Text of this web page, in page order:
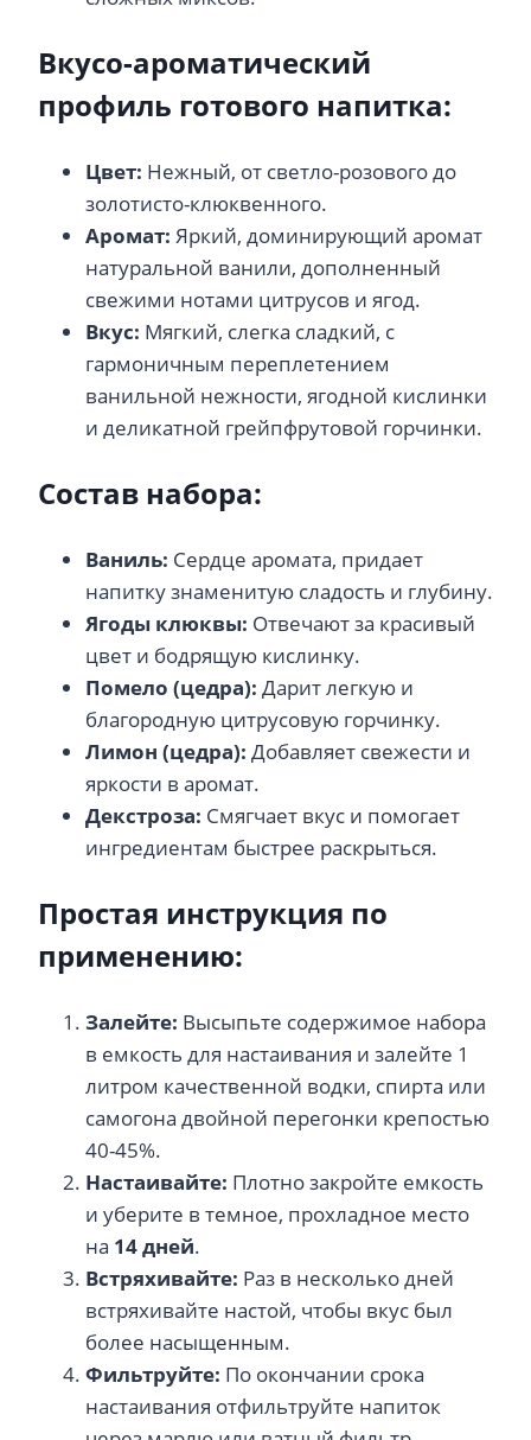
Вкусо-ароматический
профиль готового напитка:
Цвет: Нежный, от светло-розового до
золотисто-клюквенного.
Аромат: Яркий, доминирующий аромат
натуральной ванили, дополненный
свежими нотами цитрусов и ягод.
Вкус: Мягкий, слегка сладкий, с
гармоничным переплетением
ванильной нежности, ягодной кислинки
и деликатной грейпфрутовой горчинки.
Состав набора:
Ваниль: Сердце аромата, придает
напитку знаменитую сладость и глубину.
Ягоды клюквы: Отвечают за красивый
цвет и бодрящую кислинку.
Помело (цедра): Дарит легкую и
благородную цитрусовую горчинку.
Лимон (цедра): Добавляет свежести и
яркости в аромат.
Декстроза: Смягчает вкус и помогает
ингредиентам быстрее раскрыться.
Простая инструкция по
применению:
Залейте: Высыпьте содержимое набора
в емкость для настаивания и залейте 1
литром качественной водки, спирта или
самогона двойной перегонки крепостью
40-45%.
Настаивайте: Плотно закройте емкость
и уберите в темное, прохладное место
на 14 дней.
Встряхивайте: Раз в несколько дней
встряхивайте настой, чтобы вкус был
более насыщенным.
Фильтруйте: По окончании срока
настаивания отфильтруйте напиток